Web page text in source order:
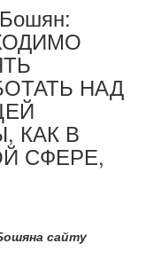
НАД
КАК В
СФЕРЕ,
сайту